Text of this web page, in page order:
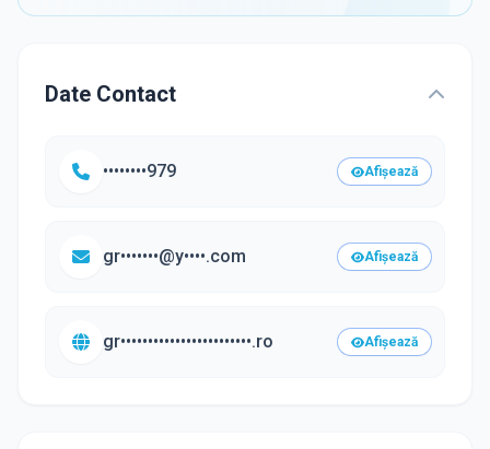
Date Contact
••••••••979 Afișează
gr•••••••@y••••.com Afișează
gr••••••••••••••••••••••••.ro Afișează